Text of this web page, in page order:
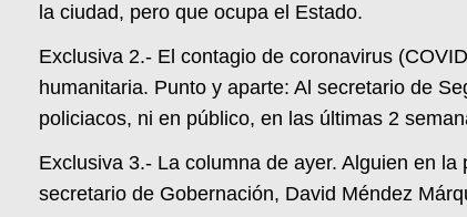
la ciudad, pero que ocupa el Estado.
Exclusiva 2.- El contagio de coronavirus
humanitaria. Punto y aparte: Al secretario de
policiacos, ni en público, en las últimas 2
Exclusiva 3.- La columna de ayer. Alguien en
secretario de Gobernación, David Méndez